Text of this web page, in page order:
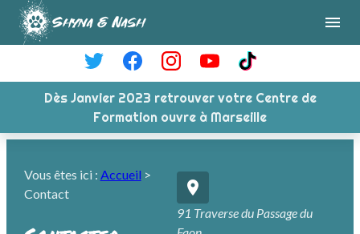
menu
Dès Janvier 2023 retrouver votre Centre de
Formation ouvre à Marseille
Vous êtes ici : Accueil >
Contact
place
91 Traverse du Passage du
Panneau de gestion des cookies